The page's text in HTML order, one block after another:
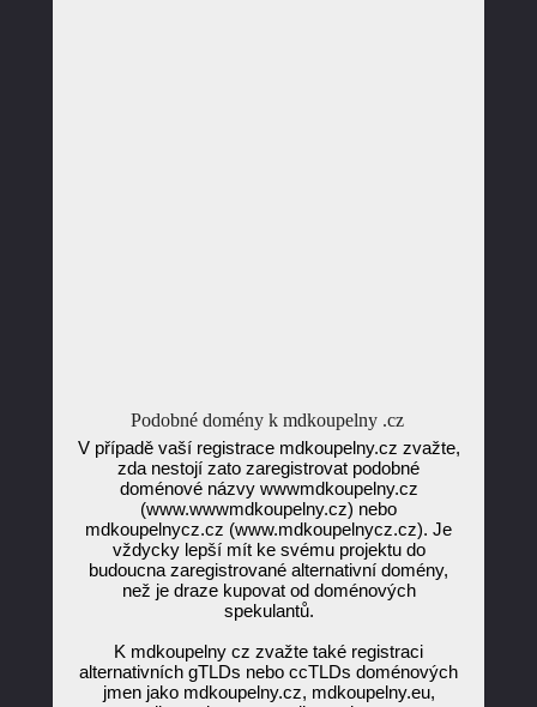
Podobné domény k mdkoupelny .cz
V případě vaší registrace mdkoupelny.cz zvažte,
zda nestojí zato zaregistrovat podobné
doménové názvy wwwmdkoupelny.cz
(www.wwwmdkoupelny.cz) nebo
mdkoupelnycz.cz (www.mdkoupelnycz.cz). Je
vždycky lepší mít ke svému projektu do
budoucna zaregistrované alternativní domény,
než je draze kupovat od doménových
spekulantů.
K mdkoupelny cz zvažte také registraci
alternativních gTLDs nebo ccTLDs doménových
jmen jako mdkoupelny.cz, mdkoupelny.eu,